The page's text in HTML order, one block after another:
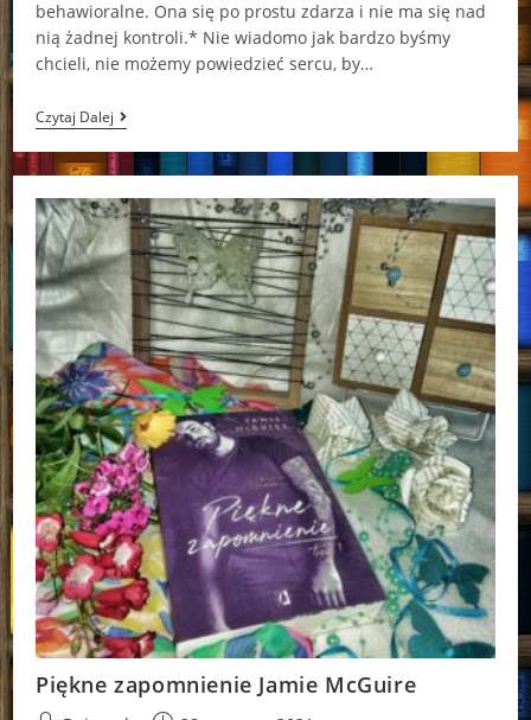
behawioralne. Ona się po prostu zdarza i nie ma się nad
nią żadnej kontroli.* Nie wiadomo jak bardzo byśmy
chcieli, nie możemy powiedzieć sercu, by…
Czytaj DalejPiękne
Odkupienie
Jamie
McGuire
Piękne zapomnienie Jamie McGuire